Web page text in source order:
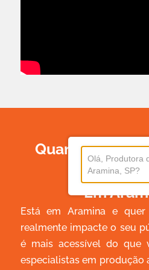
Quanto Custa
Vídeo
Em
Está em Aramina e
realmente impacte o seu
é mais acessível do que
especialistas em produção